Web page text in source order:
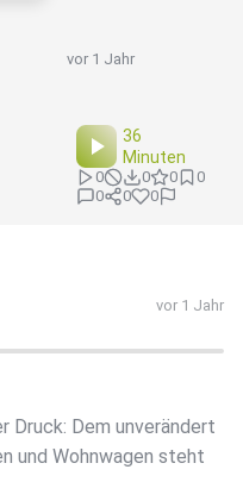
vor 1 Jahr
36
Minuten
0 0 0
0
0
0 0
vor 1 Jahr
Druck: Dem unverändert
und Wohnwagen steht